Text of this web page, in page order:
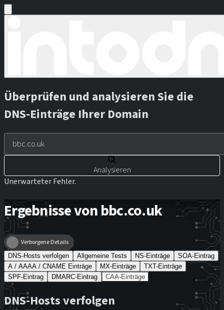
Überprüfen und analysieren Sie die
DNS-Einträge Ihrer Domain
Analysieren
Unerwarteter Fehler.
Ergebnisse von bbc.co.uk
Verborgene Details
DNS-Hosts verfolgen Allgemeine Tests NS-Einträge
SOA-Eintrag
A / AAAA / CNAME Einträge
MX-Einträge
TXT-Einträge
SPF-Eintrag
DMARC-Eintrag CAA-Einträge
DNS-Hosts verfolgen